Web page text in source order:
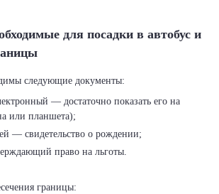
для посадки в автобус и
— достаточно показать его на
или планшета);
— свидетельство о рождении;
право на льготы.